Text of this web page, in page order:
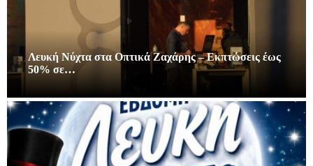
Λευκή Νύχτα στα Οπτικά Ζαχάρης – Εκπτώσεις έως
50% σε…